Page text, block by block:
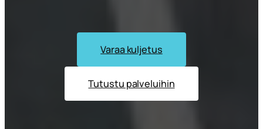
Varaa kuljetus
Tutustu palveluihin